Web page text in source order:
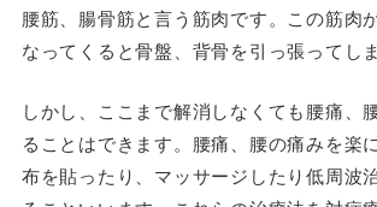
腰筋、腸骨筋と言う筋肉です。この筋肉
なってくると骨盤、背骨を引っ張ってし
しかし、ここまで解消しなくても腰痛、
ることはできます。腰痛、腰の痛みを楽
布を貼ったり、マッサージしたり低周波